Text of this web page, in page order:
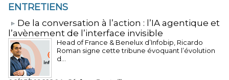
ENTRETIENS
​De la conversation à l’action : l’IA agentique et
l’avènement de l’interface invisible
Head of France & Benelux d’Infobip, Ricardo
Roman signe cette tribune évoquant l’évolution
d...